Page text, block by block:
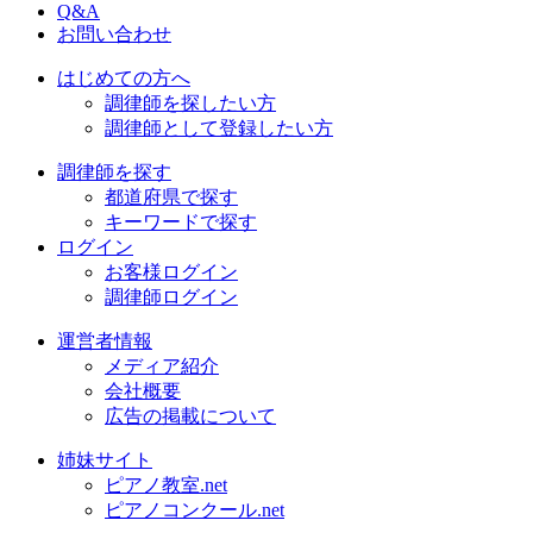
Q&A
お問い合わせ
はじめての方へ
調律師を探したい方
調律師として登録したい方
調律師を探す
都道府県で探す
キーワードで探す
ログイン
お客様ログイン
調律師ログイン
運営者情報
メディア紹介
会社概要
広告の掲載について
姉妹サイト
ピアノ教室.net
ピアノコンクール.net